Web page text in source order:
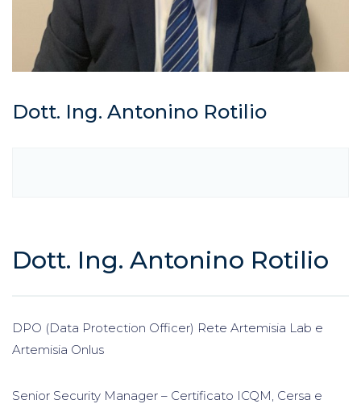
Dott. Ing. Antonino Rotilio
Dott. Ing. Antonino Rotilio
DPO (Data Protection Officer) Rete Artemisia Lab e
Artemisia Onlus
Senior Security Manager – Certificato ICQM, Cersa e